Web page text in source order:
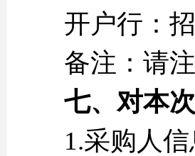
开户行：
备注：请
七、对本
1.采购人信